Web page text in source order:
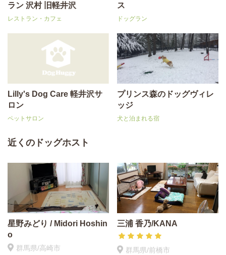
ラン 沢村 旧軽井沢
レストラン・カフェ
ス
ドッグラン
Lilly's Dog Care 軽井沢サ
ロン
ペットサロン
プリンス森のドッグヴィレ
ッジ
犬と泊まれる宿
近くのドッグホスト
星野みどり / Midori Hoshin
o
群馬県/高崎市
三浦 香乃/KANA
群馬県/前橋市